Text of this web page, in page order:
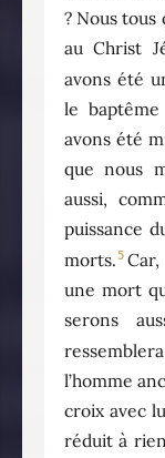
? Nous
au Christ
avons été
le
avons été
que nous
aussi,
puissance
morts.5
une mort
serons
l’homme
croix avec
réduit à